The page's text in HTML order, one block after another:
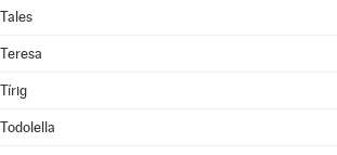
Tales
Teresa
Tírig
Todolella